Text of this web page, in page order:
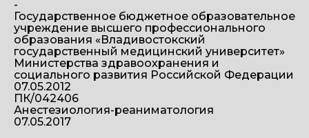
-
Государственное бюджетное образовательное
учреждение высшего профессионального
образования «Владивостокский
государственный медицинский университет»
Министерства здравоохранения и
социального развития Российской Федерации
07.05.2012
ПК/042406
Анестезиология-реаниматология
07.05.2017